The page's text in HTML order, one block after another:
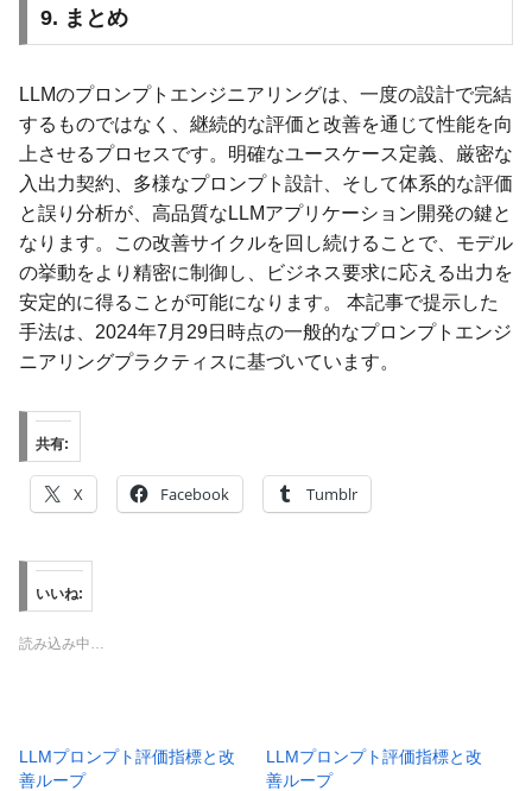
9. まとめ
LLMのプロンプトエンジニアリングは、一度の設計で完結
するものではなく、継続的な評価と改善を通じて性能を向
上させるプロセスです。明確なユースケース定義、厳密な
入出力契約、多様なプロンプト設計、そして体系的な評価
と誤り分析が、高品質なLLMアプリケーション開発の鍵と
なります。この改善サイクルを回し続けることで、モデル
の挙動をより精密に制御し、ビジネス要求に応える出力を
安定的に得ることが可能になります。 本記事で提示した
手法は、2024年7月29日時点の一般的なプロンプトエンジ
ニアリングプラクティスに基づいています。
共有:
X Facebook Tumblr
いいね:
読み込み中…
LLMプロンプト評価指標と改
善ループ
LLMプロンプト評価指標と改
善ループ